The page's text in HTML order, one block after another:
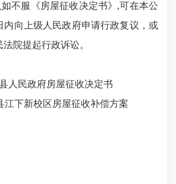
不服《房屋征收决定书》,可在本公
内向上级人民政府申请行政复议，或
院提起行政诉讼。
人民政府房屋征收决定书
江下新校区房屋征收补偿方案